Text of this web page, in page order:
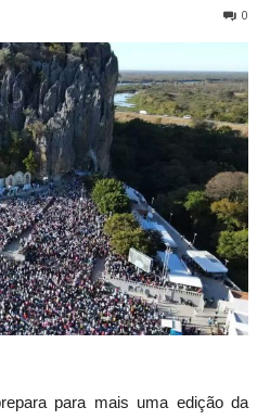
0
para mais uma edição da